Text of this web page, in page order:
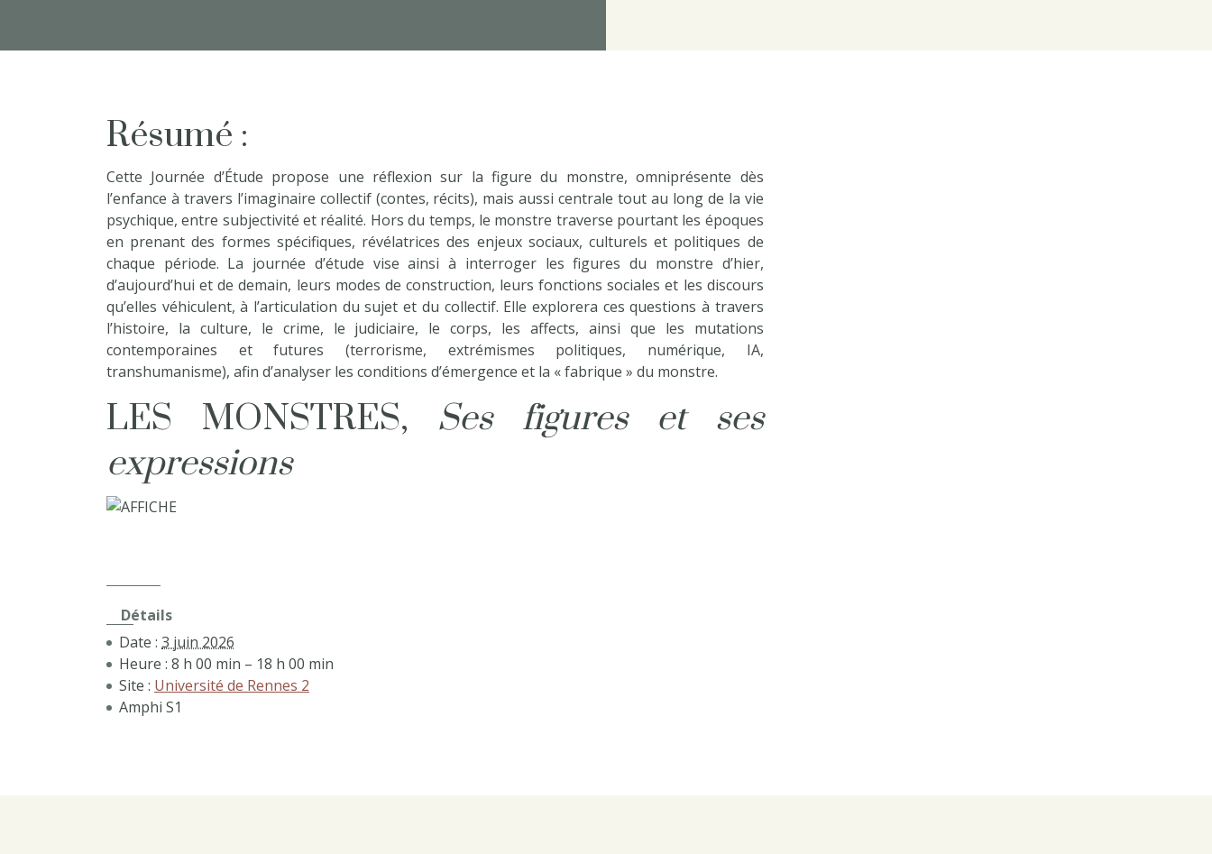
Résumé :
Cette Journée d’Étude propose une réflexion sur la figure du monstre, omniprésente dès
l’enfance à travers l’imaginaire collectif (contes, récits), mais aussi centrale tout au long de la vie
psychique, entre subjectivité et réalité. Hors du temps, le monstre traverse pourtant les époques
en prenant des formes spécifiques, révélatrices des enjeux sociaux, culturels et politiques de
chaque période. La journée d’étude vise ainsi à interroger les figures du monstre d’hier,
d’aujourd’hui et de demain, leurs modes de construction, leurs fonctions sociales et les discours
qu’elles véhiculent, à l’articulation du sujet et du collectif. Elle explorera ces questions à travers
l’histoire, la culture, le crime, le judiciaire, le corps, les affects, ainsi que les mutations
contemporaines et futures (terrorisme, extrémismes politiques, numérique, IA,
transhumanisme), afin d’analyser les conditions d’émergence et la « fabrique » du monstre.
LES MONSTRES, Ses figures et ses
expressions
Détails
Date : 3 juin 2026
Heure : 8 h 00 min – 18 h 00 min
Site : Université de Rennes 2
Amphi S1